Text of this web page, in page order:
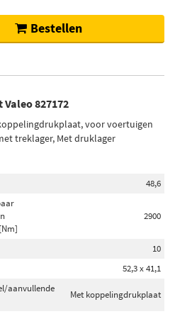
Bestellen
827172
voor voertuigen
treklager, Met druklager
48,6
2900
10
52,3 x 41,1
aanvullende
Met koppelingdrukplaat